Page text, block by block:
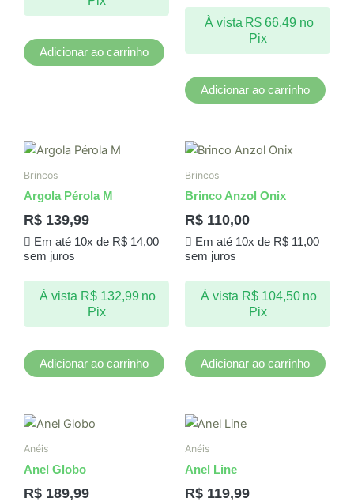
Adicionar ao carrinho
À vista R$ 66,49 no
Pix
Adicionar ao carrinho
Brincos
Argola Pérola M
R$ 139,99
Em até 10x de R$14,00
sem juros
À vista R$132,99 no
Pix
Adicionar ao carrinho
Brincos
Brinco Anzol Onix
R$ 110,00
Em até 10x de R$11,00
sem juros
À vista R$104,50 no
Pix
Adicionar ao carrinho
Anéis
Anel Globo
R$ 189,99
Anéis
Anel Line
R$ 119,99